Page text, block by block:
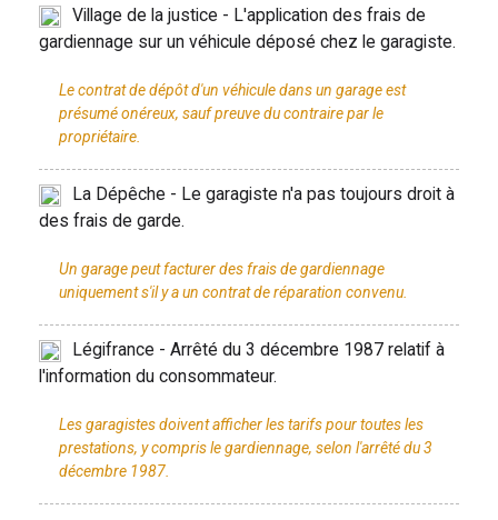
Village de la justice - L'application des frais de
gardiennage sur un véhicule déposé chez le garagiste.
Le contrat de dépôt d'un véhicule dans un garage est
présumé onéreux, sauf preuve du contraire par le
La Dépêche - Le garagiste n'a pas toujours droit à
des frais de garde.
Un garage peut facturer des frais de gardiennage
Légifrance - Arrêté du 3 décembre 1987 relatif à
l'information du consommateur.
Les garagistes doivent afficher les tarifs pour toutes les
prestations, y compris le gardiennage, selon l'arrêté du 3